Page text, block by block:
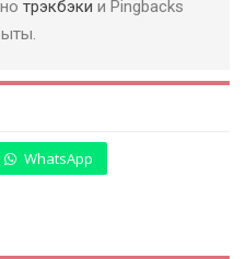
трэкбэки и Pingbacks
WhatsApp